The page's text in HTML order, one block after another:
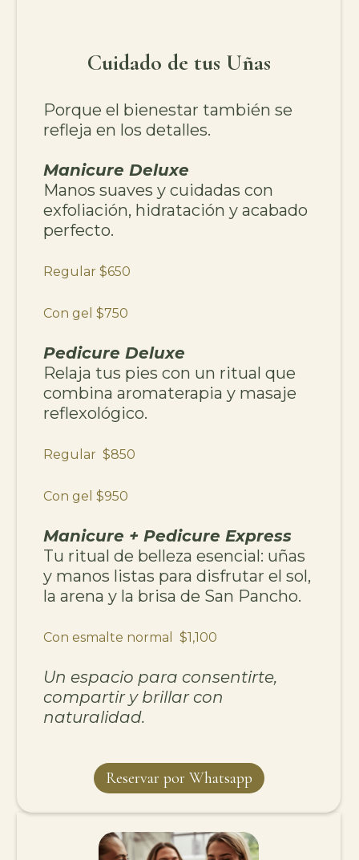
Cuidado de tus Uñas
Porque el bienestar también se
refleja en los detalles.
Manicure Deluxe
Manos suaves y cuidadas con
exfoliación, hidratación y acabado
perfecto.
Regular $650
Con gel $750
Pedicure Deluxe
Relaja tus pies con un ritual que
combina aromaterapia y masaje
reflexológico.
Regular $850
Con gel $950
Manicure + Pedicure Express
Tu ritual de belleza esencial: uñas
y manos listas para disfrutar el sol,
la arena y la brisa de San Pancho.
Con esmalte normal $1,100
Un espacio para consentirte,
compartir y brillar con
naturalidad.
Reservar por Whatsapp